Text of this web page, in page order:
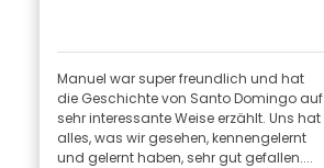
Manuel war super freundlich und hat
die Geschichte von Santo Domingo auf
sehr interessante Weise erzählt. Uns hat
alles, was wir gesehen, kennengelernt
und gelernt haben, sehr gut gefallen....